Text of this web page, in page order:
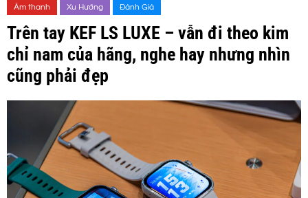
Âm thanh Xu Hướng Đánh Giá
Trên tay KEF LS LUXE – vẫn đi theo kim
chỉ nam của hãng, nghe hay nhưng nhìn
cũng phải đẹp